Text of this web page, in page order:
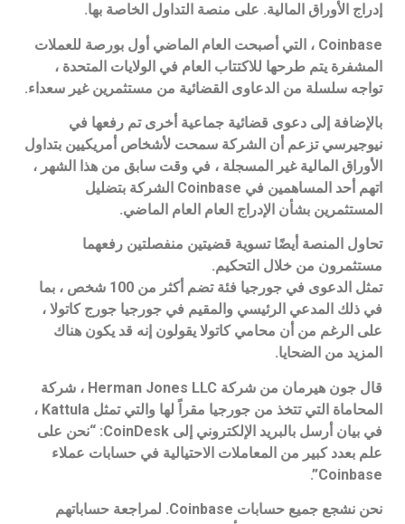
إدراج الأوراق المالية. على منصة التداول الخاصة بها.
Coinbase ، التي أصبحت العام الماضي أول بورصة للعملات
المشفرة يتم طرحها للاكتتاب العام في الولايات المتحدة ،
تواجه سلسلة من الدعاوى القضائية من مستثمرين غير سعداء.
بالإضافة إلى دعوى قضائية جماعية أخرى تم رفعها في
نيوجيرسي تزعم أن الشركة سمحت لأشخاص أمريكيين بتداول
الأوراق المالية غير المسجلة ، في وقت سابق من هذا الشهر ،
اتهم أحد المساهمين في Coinbase الشركة بتضليل
المستثمرين بشأن الإدراج العام العام الماضي.
تحاول المنصة أيضًا تسوية قضيتين منفصلتين رفعهما
مستثمرون من خلال التحكيم.
تمثل الدعوى في جورجيا فئة تضم أكثر من 100 شخص ، بما
في ذلك المدعي الرئيسي والمقيم في جورجيا جورج كاتولا ،
على الرغم من أن محامي كاتولا يقولون إنه قد يكون هناك
المزيد من الضحايا.
قال جون هيرمان من شركة Herman Jones LLC ، شركة
المحاماة التي تتخذ من جورجيا مقراً لها والتي تمثل Kattula ،
في بيان أرسل بالبريد الإلكتروني إلى CoinDesk: “نحن على
علم بعدد كبير من المعاملات الاحتيالية في حسابات عملاء
Coinbase”.
نحن نشجع جميع حسابات Coinbase. لمراجعة حساباتهم